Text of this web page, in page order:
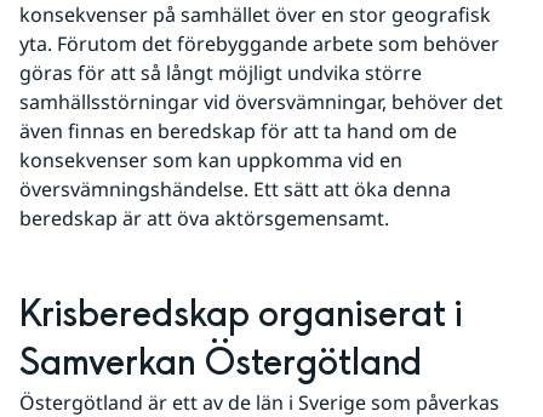
konsekvenser på samhället över en stor geografisk
yta. Förutom det förebyggande arbete som behöver
göras för att så långt möjligt undvika större
samhällsstörningar vid översvämningar, behöver det
även finnas en beredskap för att ta hand om de
konsekvenser som kan uppkomma vid en
översvämningshändelse. Ett sätt att öka denna
beredskap är att öva aktörsgemensamt.
Krisberedskap organiserat i
Samverkan Östergötland
Östergötland är ett av de län i Sverige som påverkas